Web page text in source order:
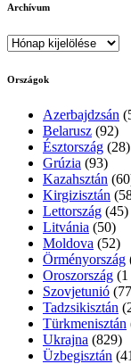
Archívum
Archívum
Országok
Azerbajdzsán
Belarusz (92)
Észtország (28)
Grúzia (93)
Kazahsztán
Kirgizisztán
Lettország (45)
Litvánia (50)
Moldova (52)
Örményország
Oroszország (1
Szovjetunió
Tadzsikisztán
Türkmenisztán
Ukrajna (829)
Üzbegisztán